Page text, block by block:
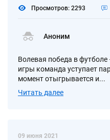
Просмотров: 2293
Аноним
Волевая победа в футболе
игры команда уступает
момент отыгрывается и...
Читать далее
09 июня 2021